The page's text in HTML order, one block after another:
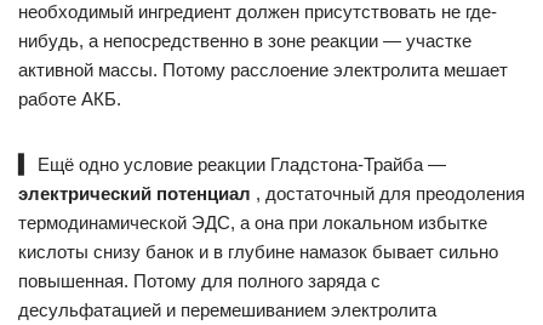
необходимый ингредиент должен присутствовать не где-
нибудь, а непосредственно в зоне реакции — участке
активной массы. Потому расслоение электролита мешает
работе АКБ.
Ещё одно условие реакции Гладстона-Трайба —
электрический потенциал , достаточный для преодоления
термодинамической ЭДС, а она при локальном избытке
кислоты снизу банок и в глубине намазок бывает сильно
повышенная. Потому для полного заряда с
десульфатацией и перемешиванием электролита